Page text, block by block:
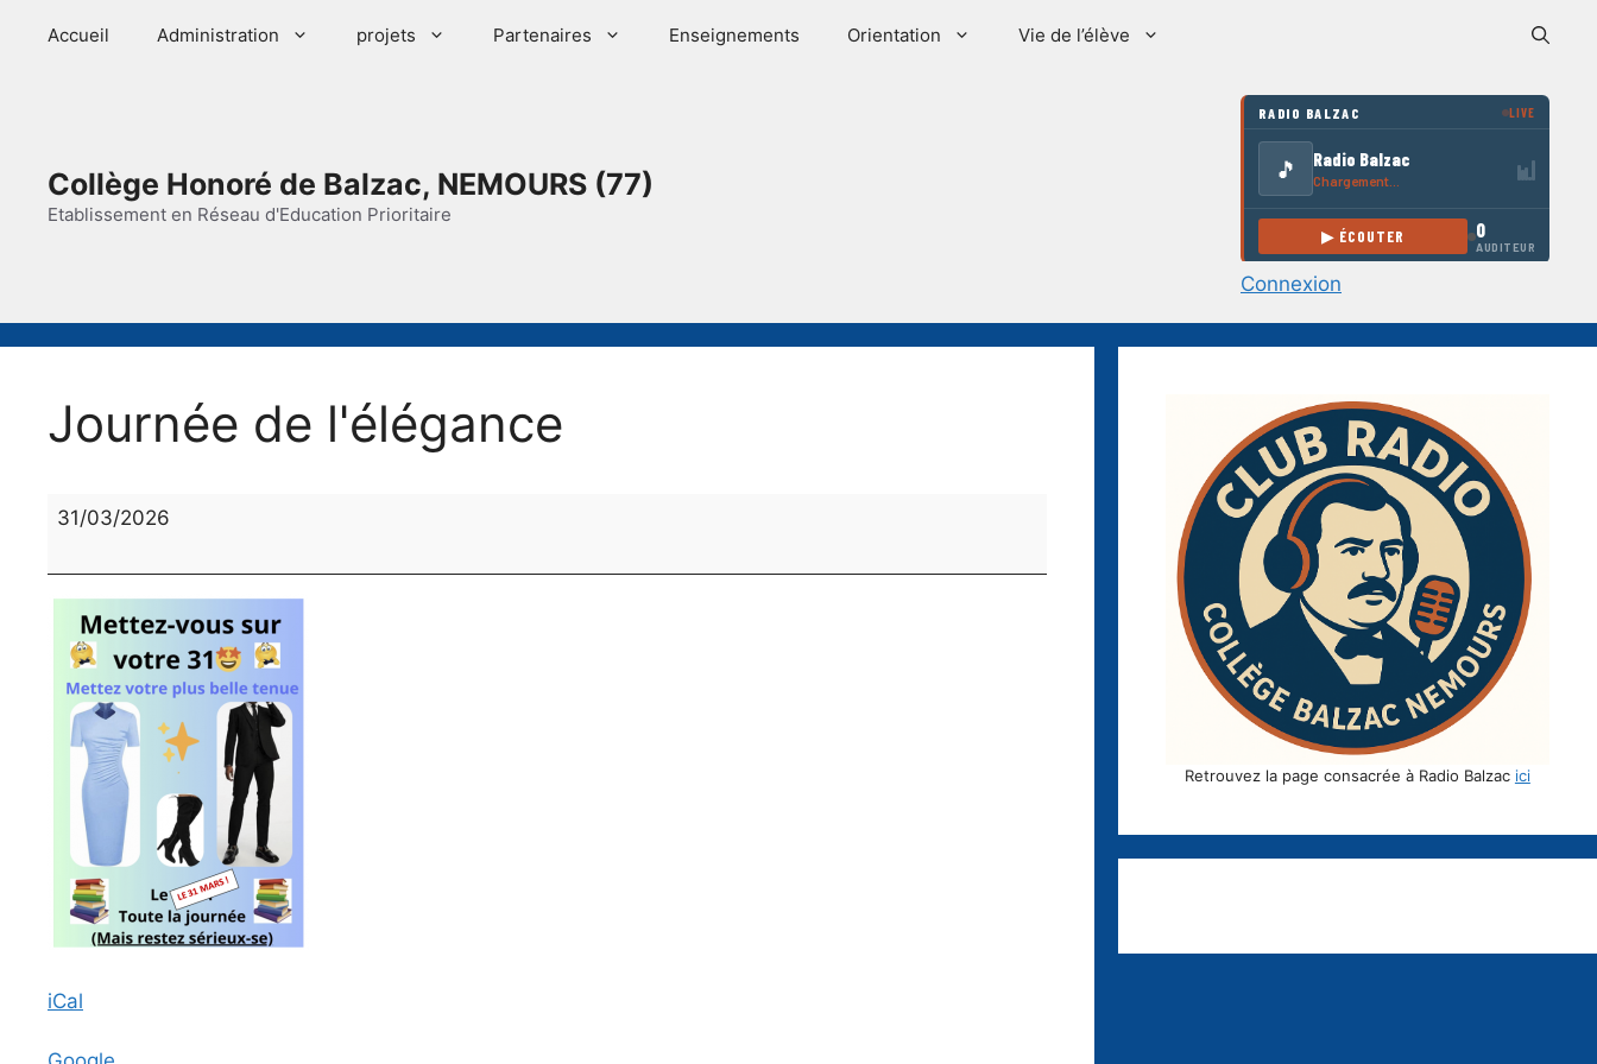
Accueil Administration projets Partenaires Enseignements Orientation Vie de l’élève
Collège Honoré de Balzac, NEMOURS (77)
Etablissement en Réseau d'Education Prioritaire
Connexion
Journée de l'élégance
Journée
31/03/2026
iCal
Retrouvez la page consacrée à Radio Balzac ici